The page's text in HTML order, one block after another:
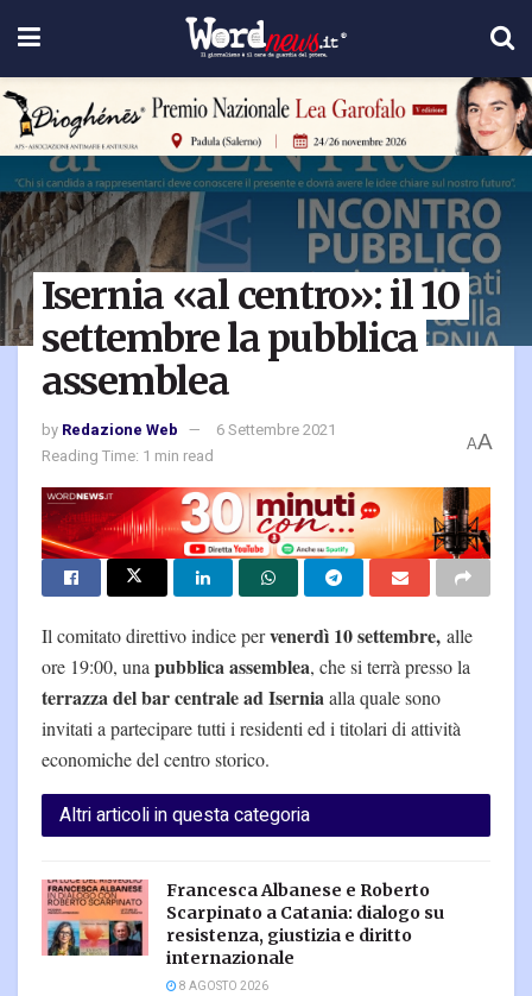
Isernia «al centro»: il 10
settembre la pubblica
assemblea
by Redazione Web
6 Settembre 2021
Reading Time: 1 min read
AA
Il comitato direttivo indice pervenerdì 10 settembre, alle
ore 19:00, una pubblica assemblea, che si terrà presso la
terrazza del bar centrale ad Iserniaalla quale sono
invitati a partecipare tutti i residenti ed i titolari di attività
economiche del centro storico.
Altri articoli in questa categoria
Francesca Albanese e Roberto
Scarpinato a Catania: dialogo su
resistenza, giustizia e diritto
internazionale
8 AGOSTO 2026